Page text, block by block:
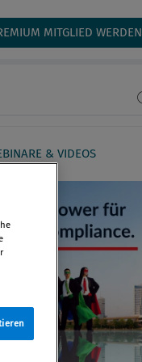
MITGLIED WERDEN
& VIDEOS